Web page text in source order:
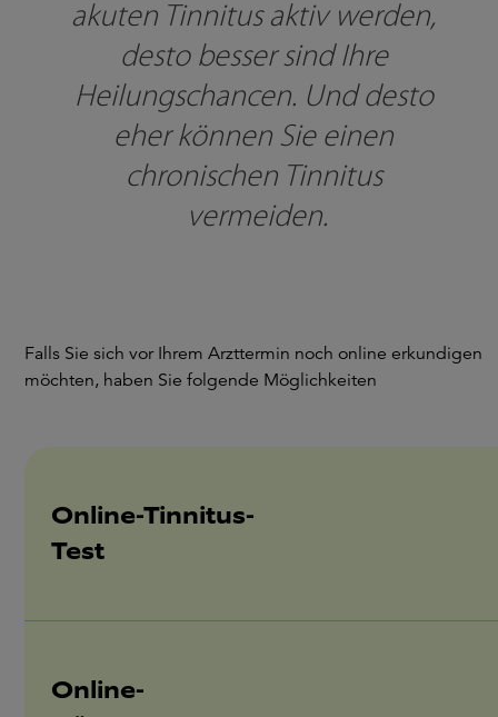
akuten Tinnitus aktiv werden,
desto besser sind Ihre
Heilungschancen. Und desto
eher können Sie einen
chronischen Tinnitus
vermeiden.
Falls Sie sich vor Ihrem Arzttermin noch online erkundigen
möchten, haben Sie folgende Möglichkeiten
Online-Tinnitus-
Test
Online-